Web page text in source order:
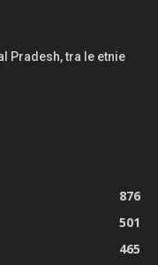
Pradesh, tra le etnie
876
501
465